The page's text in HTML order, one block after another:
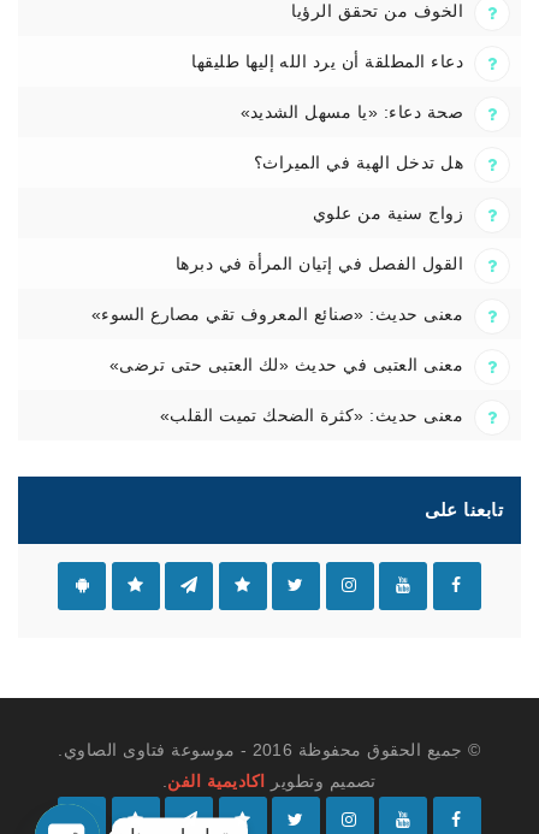
الخوف من تحقق الرؤيا
دعاء المطلقة أن يرد الله إليها طليقها
صحة دعاء: «يا مسهل الشديد»
هل تدخل الهبة في الميراث؟
زواج سنية من علوي
القول الفصل في إتيان المرأة في دبرها
معنى حديث: «صنائع المعروف تقي مصارع السوء»
معنى العتبى في حديث «لك العتبى حتى ترضى»
معنى حديث: «كثرة الضحك تميت القلب»
تابعنا على
© جميع الحقوق محفوظة 2016 - موسوعة فتاوى الصاوي.
تصميم وتطوير
اكاديمية الفن